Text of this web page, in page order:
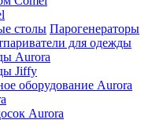
столы Парогенераторы
для одежды
Aurora
Jiffy
оборудование Aurora
Aurora